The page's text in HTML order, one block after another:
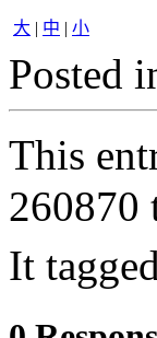
大 | 中 | 小
Posted
This
260870
It